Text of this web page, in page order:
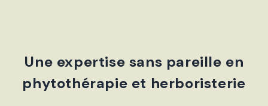
Une expertise sans pareille en
phytothérapie et herboristerie